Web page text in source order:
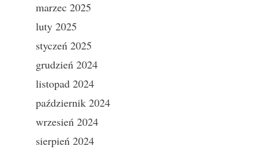
marzec 2025
luty 2025
styczeń 2025
grudzień 2024
listopad 2024
październik 2024
wrzesień 2024
sierpień 2024